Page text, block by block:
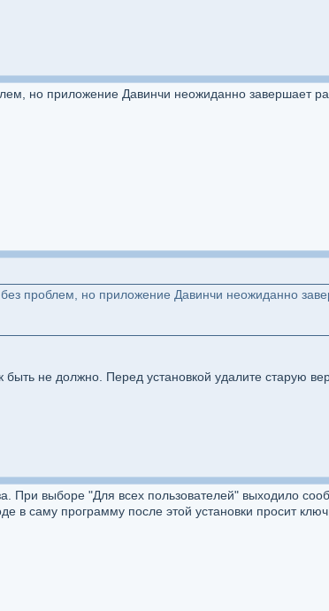
но приложение Давинчи неожиданно завершает
проблем, но приложение Давинчи неожиданно
не должно. Перед установкой удалите старую
При выборе "Для всех пользователей" выходило
в саму программу после этой установки просит